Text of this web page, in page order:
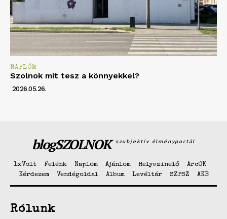
NAPLÓM
Szolnok mit tesz a könnyekkel?
2026.05.26.
blogSZOLNOK szubjektív élményportál
1xVolt Felénk Naplóm Ajánlom Helyszínelő
ArcOK
Kérdezem
Vendégoldal Album Levéltár SZPSZ AKB
Rólunk